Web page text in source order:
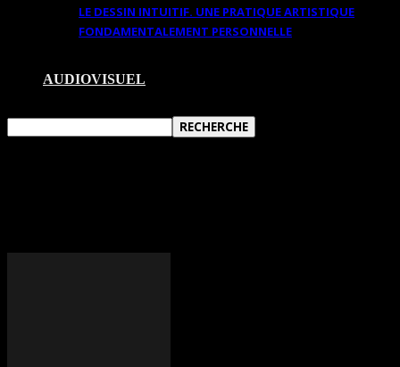
LE DESSIN INTUITIF. UNE PRATIQUE ARTISTIQUE
FONDAMENTALEMENT PERSONNELLE
AUDIOVISUEL